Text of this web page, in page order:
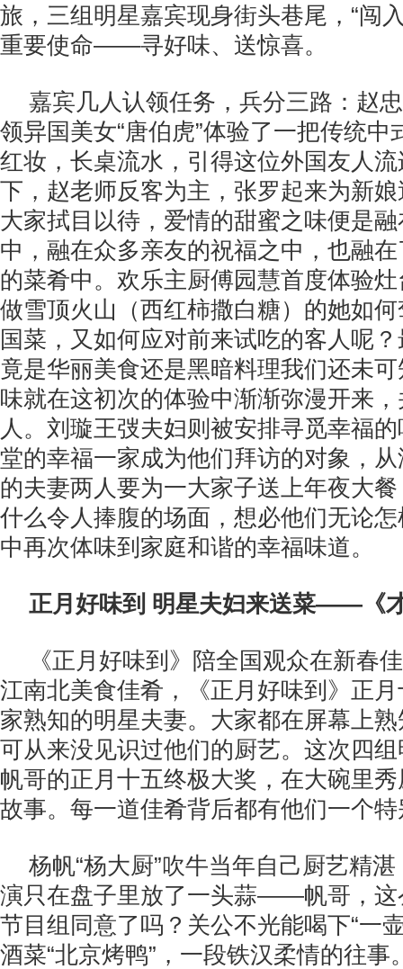
旅，三组明星嘉宾现身街头巷尾，“闯
重要使命——寻好味、送惊喜。
嘉宾几人认领任务，兵分三路：赵
领异国美女“唐伯虎”体验了一把传统中
红妆，长桌流水，引得这位外国友人
下，赵老师反客为主，张罗起来为新
大家拭目以待，爱情的甜蜜之味便是
中，融在众多亲友的祝福之中，也融
的菜肴中。欢乐主厨傅园慧首度体验
做雪顶火山（西红柿撒白糖）的她如
国菜，又如何应对前来试吃的客人呢
竟是华丽美食还是黑暗料理我们还未
味就在这初次的体验中渐渐弥漫开来
人。刘璇王弢夫妇则被安排寻觅幸福
堂的幸福一家成为他们拜访的对象，
的夫妻两人要为一大家子送上年夜大
什么令人捧腹的场面，想必他们无论
中再次体味到家庭和谐的幸福味道。
正月好味到 明星夫妇来送菜——《
《正月好味到》陪全国观众在新春
江南北美食佳肴，《正月好味到》正
家熟知的明星夫妻。大家都在屏幕上
可从来没见识过他们的厨艺。这次四
帆哥的正月十五终极大奖，在大碗里
故事。每一道佳肴背后都有他们一个
杨帆“杨大厨”吹牛当年自己厨艺精
演只在盘子里放了一头蒜——帆哥，这
节目组同意了吗？关公不光能喝下“一
酒菜“北京烤鸭”，一段铁汉柔情的往事